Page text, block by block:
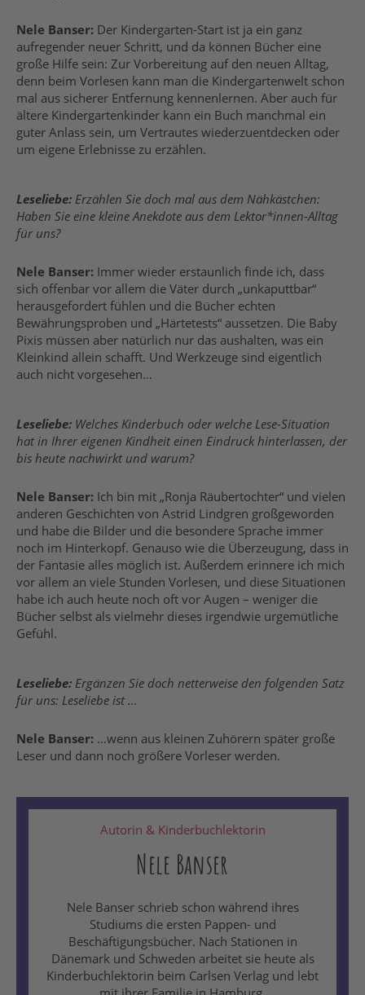
Nele Banser: Der Kindergarten-Start ist ja ein ganz
aufregender neuer Schritt, und da können Bücher eine
große Hilfe sein: Zur Vorbereitung auf den neuen Alltag,
denn beim Vorlesen kann man die Kindergartenwelt schon
mal aus sicherer Entfernung kennenlernen. Aber auch für
ältere Kindergartenkinder kann ein Buch manchmal ein
guter Anlass sein, um Vertrautes wiederzuentdecken oder
um eigene Erlebnisse zu erzählen.
Leseliebe: Erzählen Sie doch mal aus dem Nähkästchen:
Haben Sie eine kleine Anekdote aus dem Lektor*innen-Alltag
für uns?
Nele Banser: Immer wieder erstaunlich finde ich, dass
sich offenbar vor allem die Väter durch „unkaputtbar“
herausgefordert fühlen und die Bücher echten
Bewährungsproben und „Härtetests“ aussetzen. Die Baby
Pixis müssen aber natürlich nur das aushalten, was ein
Kleinkind allein schafft. Und Werkzeuge sind eigentlich
auch nicht vorgesehen…
Leseliebe: Welches Kinderbuch oder welche Lese-Situation
hat in Ihrer eigenen Kindheit einen Eindruck hinterlassen, der
bis heute nachwirkt und warum?
Nele Banser: Ich bin mit „Ronja Räubertochter“ und vielen
anderen Geschichten von Astrid Lindgren großgeworden
und habe die Bilder und die besondere Sprache immer
noch im Hinterkopf. Genauso wie die Überzeugung, dass in
der Fantasie alles möglich ist. Außerdem erinnere ich mich
vor allem an viele Stunden Vorlesen, und diese Situationen
habe ich auch heute noch oft vor Augen – weniger die
Bücher selbst als vielmehr dieses irgendwie urgemütliche
Gefühl.
Leseliebe: Ergänzen Sie doch netterweise den folgenden Satz
für uns: Leseliebe ist …
Nele Banser: …wenn aus kleinen Zuhörern später große
Leser und dann noch größere Vorleser werden.
Autorin & Kinderbuchlektorin
Nele Banser
Nele Banser schrieb schon während ihres
Studiums die ersten Pappen- und
Beschäftigungsbücher. Nach Stationen in
Dänemark und Schweden arbeitet sie heute als
Kinderbuchlektorin beim Carlsen Verlag und lebt